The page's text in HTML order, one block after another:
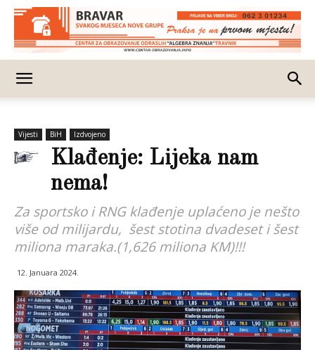
Vijesti BiH Izdvojeno
Klađenje: Lijeka nam
nema!
Za sportsko i RNG klađenje uplaćeno je nešto
više od milijardu, šest stotina dvadeset i šest
miliona maraka.(1,626 miliona KM)!!!
12. Januara 2024.